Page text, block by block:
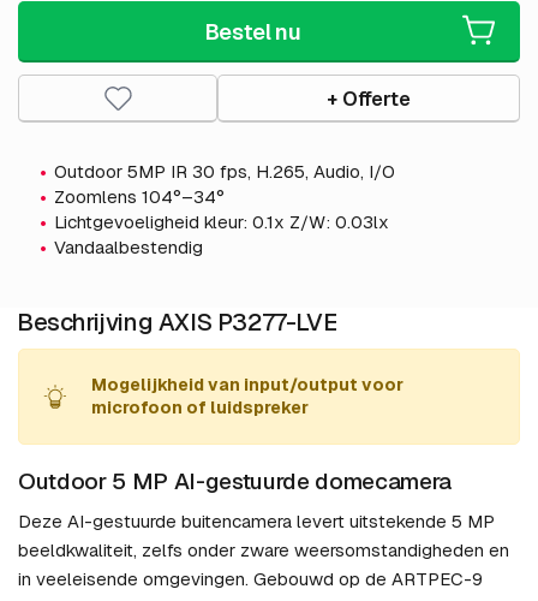
Bestel nu
+ Offerte
Outdoor 5MP IR 30 fps, H.265, Audio, I/O
Zoomlens 104°–34°
Lichtgevoeligheid kleur: 0.1x Z/W: 0.03lx
Vandaalbestendig
Beschrijving AXIS P3277-LVE
Mogelijkheid van input/output voor
microfoon of luidspreker
Outdoor 5 MP AI-gestuurde domecamera
Deze AI-gestuurde buitencamera levert uitstekende 5 MP
beeldkwaliteit, zelfs onder zware weersomstandigheden en
in veeleisende omgevingen. Gebouwd op de ARTPEC-9